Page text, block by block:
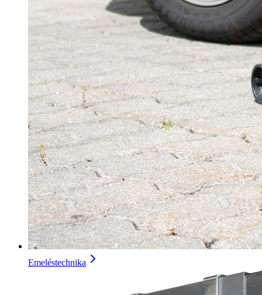
Emeléstechnika